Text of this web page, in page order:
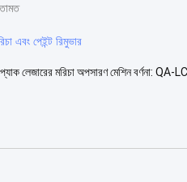
এবং পেইন্ট রিমুভার
লেজারের মরিচা অপসারণ মেশিন বর্ণনা: QA-